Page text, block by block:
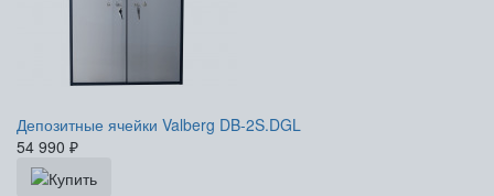
Депозитные ячейки Valberg DB-2S.DGL
54 990 ₽